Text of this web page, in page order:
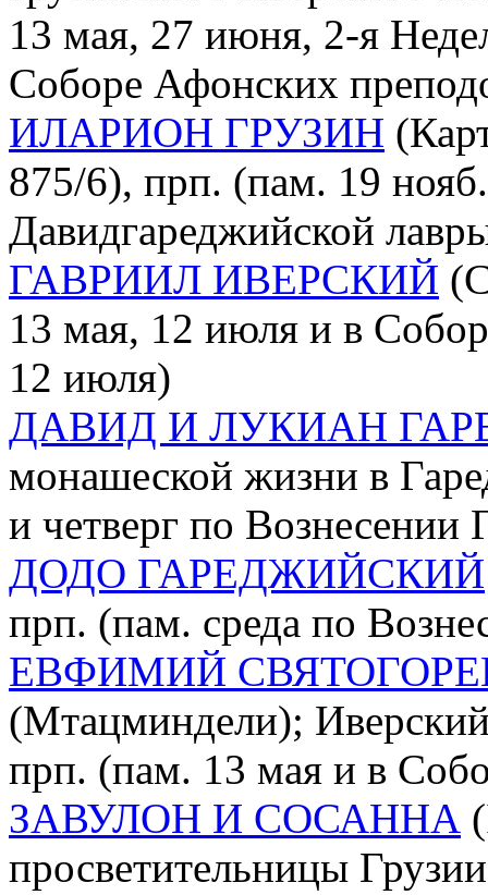
13 мая, 27 июня, 2-я
Соборе Афонских
ИЛАРИОН ГРУЗИН
875/6), прп. (пам. 19
Давидгареджийской
ГАВРИИЛ ИВЕРСКИЙ
13 мая, 12 июля и в
12 июля)
ДАВИД И ЛУКИАН
монашеской жизни в
и четверг по Вознесении
ДОДО ГАРЕДЖИЙСКИЙ
прп. (пам. среда по
ЕВФИМИЙ
(Мтацминдели);
прп. (пам. 13 мая и в
ЗАВУЛОН И СОСАННА
просветительницы